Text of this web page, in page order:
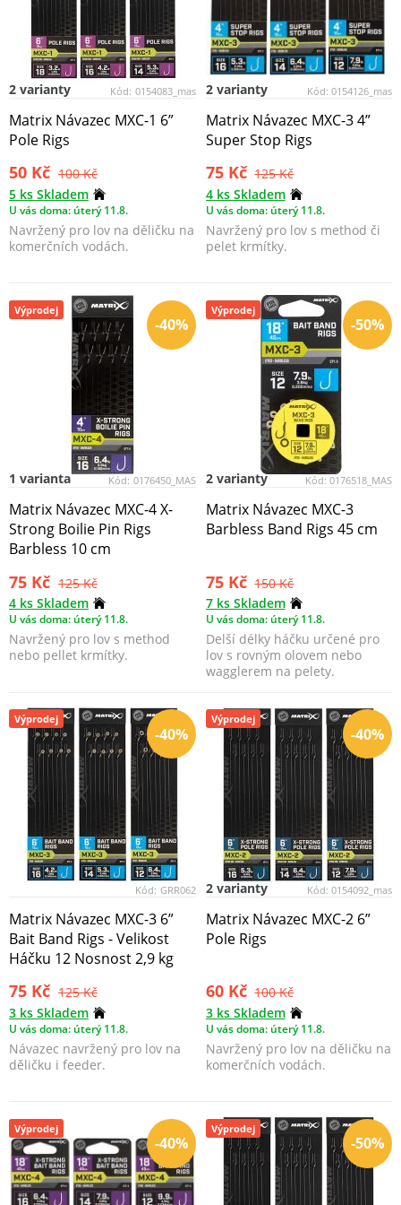
Kód: 0154083_mas
2 varianty
Matrix Návazec MXC-1 6”
Pole Rigs
50 Kč 100 Kč
5 ks Skladem
U vás doma: úterý 11.8.
Navržený pro lov na děličku na
komerčních vodách.
Kód: 0154126_mas
2 varianty
Matrix Návazec MXC-3 4”
Super Stop Rigs
75 Kč 125 Kč
4 ks Skladem
U vás doma: úterý 11.8.
Navržený pro lov s method či
pelet krmítky.
-40%
Výprodej
Kód: 0176450_MAS
1 varianta
Matrix Návazec MXC-4 X-
Strong Boilie Pin Rigs
Barbless 10 cm
75 Kč 125 Kč
4 ks Skladem
U vás doma: úterý 11.8.
Navržený pro lov s method
nebo pellet krmítky.
-50%
Výprodej
Kód: 0176518_MAS
2 varianty
Matrix Návazec MXC-3
Barbless Band Rigs 45 cm
75 Kč 150 Kč
7 ks Skladem
U vás doma: úterý 11.8.
Delší délky háčku určené pro
lov s rovným olovem nebo
wagglerem na pelety.
-40%
Výprodej
Kód: GRR062
Matrix Návazec MXC-3 6”
Bait Band Rigs - Velikost
Háčku 12 Nosnost 2,9 kg
75 Kč 125 Kč
3 ks Skladem
U vás doma: úterý 11.8.
Návazec navržený pro lov na
děličku i feeder.
-40%
Výprodej
Kód: 0154092_mas
2 varianty
Matrix Návazec MXC-2 6”
Pole Rigs
60 Kč 100 Kč
3 ks Skladem
U vás doma: úterý 11.8.
Navržený pro lov na děličku na
komerčních vodách.
-40%
Výprodej
-50%
Výprodej